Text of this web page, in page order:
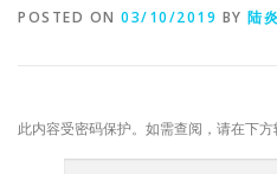
POSTED ON 03/10/2019 BY 陆炎
此内容受密码保护。如需查阅，请在下方